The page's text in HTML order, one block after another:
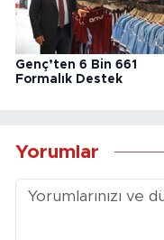
Genç’ten 6 Bin 661
Formalık Destek
Yorumlar